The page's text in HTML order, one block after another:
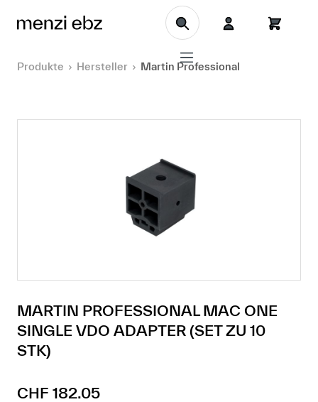
Zum Hauptinhalt springen
Produkte Hersteller Martin Professional
MARTIN PROFESSIONAL MAC ONE
SINGLE VDO ADAPTER (SET ZU 10
STK)
Regulärer Preis:
CHF 182.05